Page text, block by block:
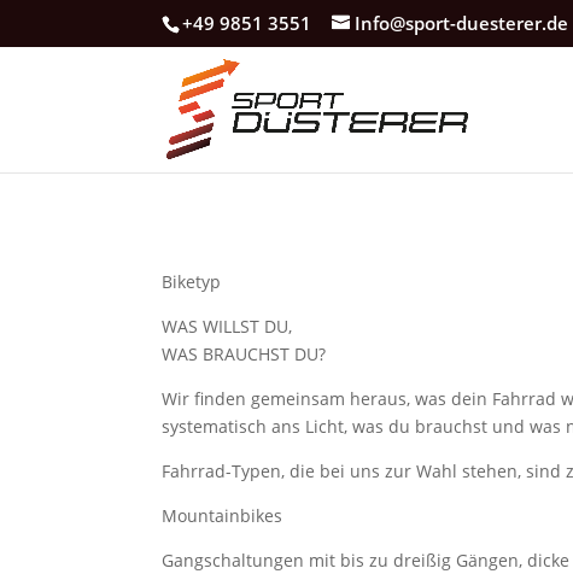
+49 9851 3551 Info@sport-duesterer.de
Biketyp
WAS WILLST DU,
WAS BRAUCHST DU?
Wir finden gemeinsam heraus, was dein Fahrrad
systematisch ans Licht, was du brauchst und was
Fahrrad-Typen, die bei uns zur Wahl stehen, sind
Mountainbikes
Gangschaltungen mit bis zu dreißig Gängen,